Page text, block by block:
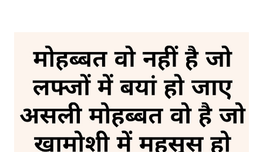
झटके में फलक से जमीन पर गिरा दिया उसकी गजब की बेवफाई है। 5. अधूरी दास्तां
अपने पास वक्त की स्याही थी और लिखने का इरादा भी था मगर अपनी किस्मत ने
ऐसा मोड़ लिया अपनी चाहतों की कहानी मुकम्मल नहीं हुई। 6. दर्द ए जिंदगी अब
जिंदगी का आलम ऐसा हो गया है तन्हाई से अपनी अच्छी जान पहचान हो चुकी है अब
कोई फर्क नहीं पड़ता धी...